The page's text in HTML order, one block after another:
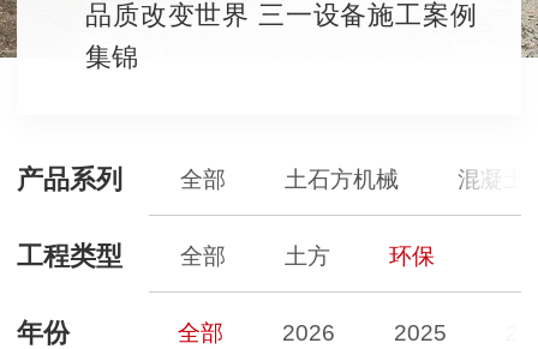
品质改变世界 三一设备施工案例
集锦
产品系列 全部 土石方机械 混凝土
工程类型 全部 土方 环保
年份 全部 2026 2025